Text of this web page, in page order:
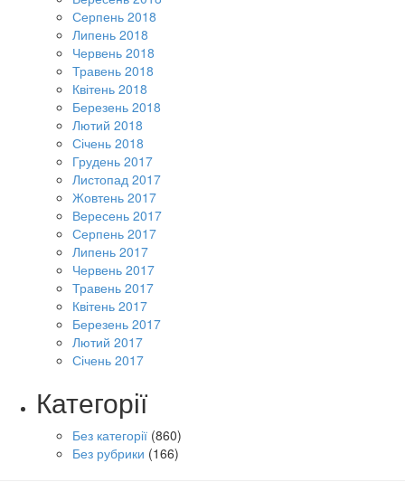
Серпень 2018
Липень 2018
Червень 2018
Травень 2018
Квітень 2018
Березень 2018
Лютий 2018
Січень 2018
Грудень 2017
Листопад 2017
Жовтень 2017
Вересень 2017
Серпень 2017
Липень 2017
Червень 2017
Травень 2017
Квітень 2017
Березень 2017
Лютий 2017
Січень 2017
Категорії
Без категорії (860)
Без рубрики (166)